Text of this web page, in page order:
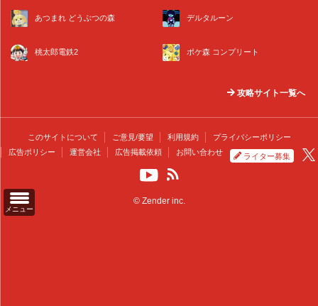
メニュー
あつまれ どうぶつの森 デルタルーン
桃太郎電鉄2 ポケ森 コンプリート
攻略サイト一覧へ
このサイトについて ご意見/要望 利用規約
プライバシーポリシー
広告ポリシー
運営会社 広告掲載依頼 お問い合わせ ライター募集
© Zender inc.